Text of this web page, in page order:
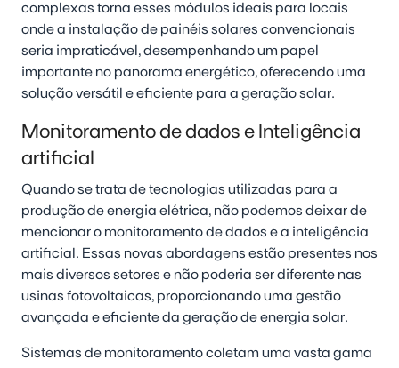
complexas torna esses módulos ideais para locais
onde a instalação de painéis solares convencionais
seria impraticável, desempenhando um papel
importante no panorama energético, oferecendo uma
solução versátil e eficiente para a geração solar.
Monitoramento de dados e Inteligência
artificial
Quando se trata de tecnologias utilizadas para a
produção de energia elétrica, não podemos deixar de
mencionar o monitoramento de dados e a inteligência
artificial. Essas novas abordagens estão presentes nos
mais diversos setores e não poderia ser diferente nas
usinas fotovoltaicas, proporcionando uma gestão
avançada e eficiente da geração de energia solar.
Sistemas de monitoramento coletam uma vasta gama